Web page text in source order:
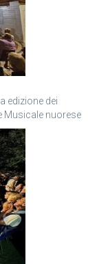
edizione dei
Musicale nuorese